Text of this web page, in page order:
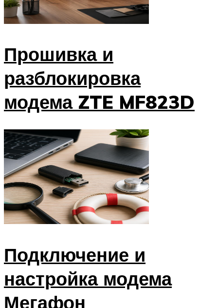
Прошивка и
разблокировка
модема ZTE MF823D
Подключение и
настройка модема
Мегафон